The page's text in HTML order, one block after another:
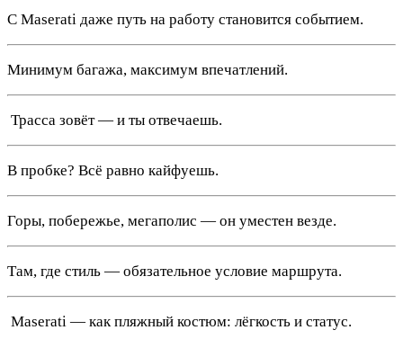
С Maserati даже путь на работу становится событием.
Минимум багажа, максимум впечатлений.
️ Трасса зовёт — и ты отвечаешь.
В пробке? Всё равно кайфуешь.
Горы, побережье, мегаполис — он уместен везде.
Там, где стиль — обязательное условие маршрута.
️ Maserati — как пляжный костюм: лёгкость и статус.